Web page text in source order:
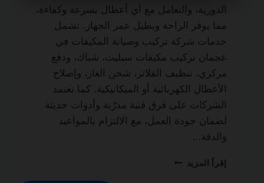
الدورية، والتعامل مع أي أعطال بسرعة وكفاءة،
مما يوفر الراحة ويطيل عمر الجهاز. تشمل
خدمات شركة تركيب وصيانة المكيفات في
عجمان تركيب مكيفات سبليت، شباك، ودفع
مركزي، تنظيف الفلاتر، شحن الغاز، وإصلاح
الأعطال الكهربائية أو الميكانيكية. كما تعتمد
الشركات على فرق فنية مدرّبة وأدوات حديثة
لضمان جودة العمل، مع الالتزام بالمواعيد
والدقة…
إقرأ المزيد شركة